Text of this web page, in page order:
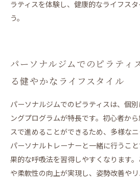
ラティスを体験し、健康的なライフス
う。
パーソナルジムでのピラティ
る健やかなライフスタイル
パーソナルジムでのピラティスは、個
ングプログラムが特長です。初心者か
スで進めることができるため、多様なニ
パーソナルトレーナーと一緒に行うこ
果的な呼吸法を習得しやすくなります
や柔軟性の向上が実現し、姿勢改善や